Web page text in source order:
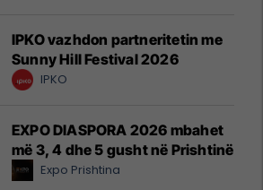
IPKO vazhdon partneritetin me
Sunny Hill Festival 2026
IPKO
EXPO DIASPORA 2026 mbahet
më 3, 4 dhe 5 gusht në Prishtinë
Expo Prishtina